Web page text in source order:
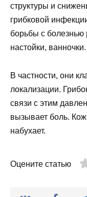
структуры и
грибковой
борьбы с болезнью
настойки, ванночки.
В частности, они
локализации.
связи с этим
вызывает боль.
набухает.
Оцените статью